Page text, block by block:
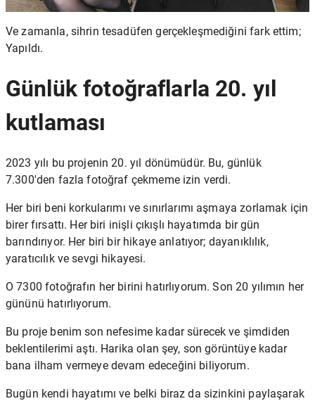
Ve zamanla, sihrin tesadüfen gerçekleşmediğini fark ettim;
Yapıldı.
Günlük fotoğraflarla 20. yıl
kutlaması
2023 yılı bu projenin 20. yıl dönümüdür. Bu, günlük
7.300'den fazla fotoğraf çekmeme izin verdi.
Her biri beni korkularımı ve sınırlarımı aşmaya zorlamak için
birer fırsattı. Her biri inişli çıkışlı hayatımda bir gün
barındırıyor. Her biri bir hikaye anlatıyor; dayanıklılık,
yaratıcılık ve sevgi hikayesi.
O 7300 fotoğrafın her birini hatırlıyorum. Son 20 yılımın her
gününü hatırlıyorum.
Bu proje benim son nefesime kadar sürecek ve şimdiden
beklentilerimi aştı. Harika olan şey, son görüntüye kadar
bana ilham vermeye devam edeceğini biliyorum.
Bugün kendi hayatımı ve belki biraz da sizinkini paylaşarak